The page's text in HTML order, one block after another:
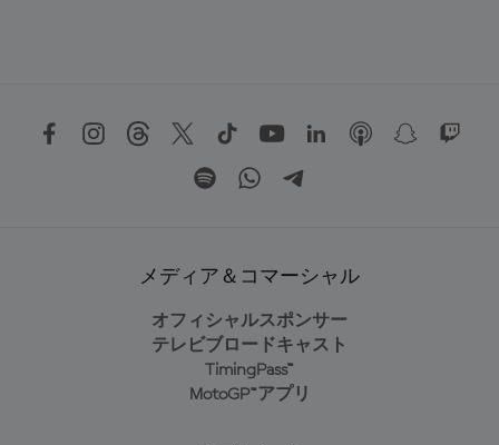
メディア＆コマーシャル
オフィシャルスポンサー
テレビブロードキャスト
TimingPass™
MotoGP™アプリ